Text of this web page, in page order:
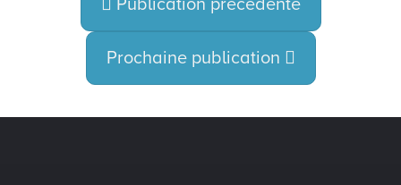
Prochaine publication